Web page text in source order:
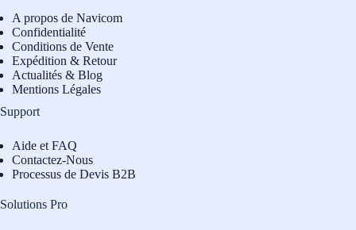
A propos de Navicom
Confidentialité
Conditions de Vente
Expédition & Retour
Actualités & Blog
Mentions Légales
Support
Aide et FAQ
Contactez-Nous
Processus de Devis B2B
Solutions Pro